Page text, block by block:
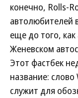
конечно, Rolls-
автолюбителей
еще до того,
Женевском
Этот фастбек
название:
служит для